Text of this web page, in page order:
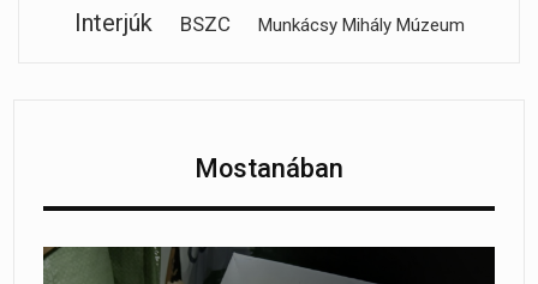
Interjúk BSZC Munkácsy Mihály Múzeum
Mostanában